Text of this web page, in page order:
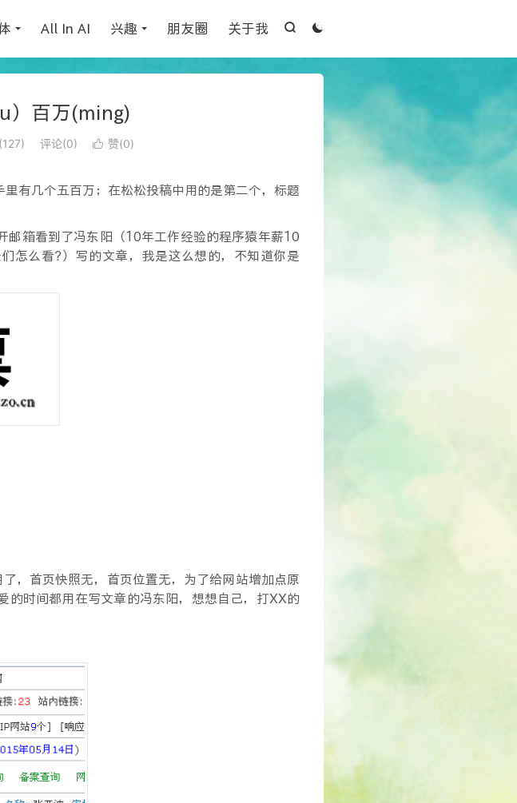


All In AI 兴趣 朋友圈 关于我
）百万(ming)
127) 评论(0)  赞(0)
有几个五百万；在松松投稿中用的是第二个，标题
邮箱看到了冯东阳（10年工作经验的程序猿年薪10
怎么看?）写的文章，我是这么想的，不知道你是
，首页快照无，首页位置无，为了给网站增加点原
的时间都用在写文章的冯东阳，想想自己，打XX的